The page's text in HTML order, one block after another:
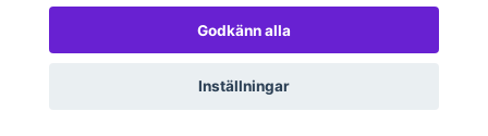
© 2026 TextilpoolenPowered by Quickbutik
Godkänn alla
Inställningar